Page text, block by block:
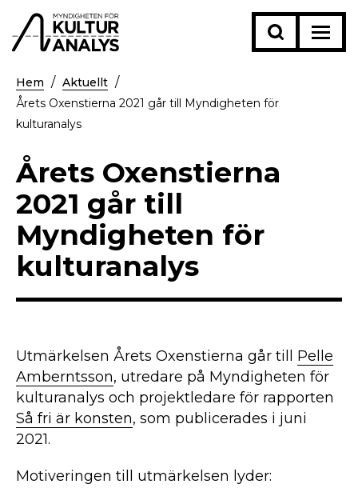
Hem
Aktuellt
Årets Oxenstierna 2021 går till Myndigheten för
kulturanalys
Årets Oxenstierna
2021 går till
Myndigheten för
kulturanalys
Utmärkelsen Årets Oxenstierna går till Pelle
Amberntsson, utredare på Myndigheten för
kulturanalys och projektledare för rapporten
Så fri är konsten, som publicerades i juni
2021.
Motiveringen till utmärkelsen lyder: